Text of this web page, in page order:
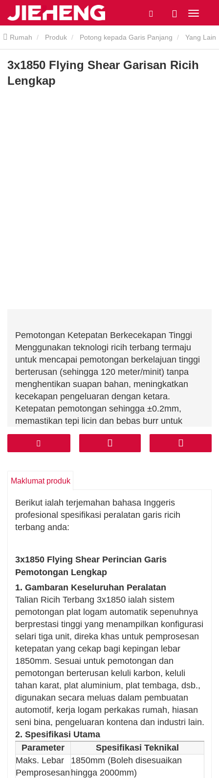
Rumah Produk Potong kepada Garis Panjang Yang Lain
Dipotong Mengikut Garis Panjang
Ricih Lengkap
3x1850 Flying Shear Garisan Ricih
Lengkap
Pemotongan Ketepatan Berkecekapan Tinggi
Menggunakan teknologi ricih terbang termaju
untuk mencapai pemotongan berkelajuan tinggi
berterusan (sehingga 120 meter/minit) tanpa
menghentikan suapan bahan, meningkatkan
kecekapan pengeluaran dengan ketara.
Ketepatan pemotongan sehingga ±0.2mm,
memastikan tepi licin dan bebas burr untuk
pemprosesan ketepatan tinggi.
Keserasian Bahan Luas
dll.) dengan julat ketebalan 0.5-12mm.
Sesuai untuk pemprosesan gegelung dan
kepingan, dengan lebar pengendalian
maksimum 2500mm.
panjang boleh atur cara, tetapan kelompok dan
pemantauan masa nyata.
Aliran kerja bersepadu penyahgelangan,
perataan, penyuapan dan penyusunan
automatik sepenuhnya meminimumkan campur
tangan manual.
Tahan Lama dan Mudah Penyelenggaraan
Mempunyai bilah aloi khas dengan hayat
perkhidmatan yang dilanjutkan dan rintangan
haus yang unggul.
Reka bentuk modular memudahkan
penyelenggaraan dan membolehkan
penggantian cepat komponen utama.
Penjimatan Tenaga & Mesra Alam
Sistem hidraulik/pneumatik yang dioptimumkan
mengurangkan penggunaan tenaga sebanyak
lebih 30%.
Maklumat produk
Berikut ialah terjemahan bahasa Inggeris
profesional spesifikasi peralatan garis ricih
terbang anda:
3x1850 Flying Shear Perincian Garis
Pemotongan Lengkap
1. Gambaran Keseluruhan Peralatan
Talian Ricih Terbang 3x1850 ialah sistem
pemotongan plat logam automatik sepenuhnya
berprestasi tinggi yang menampilkan konfigurasi
selari tiga unit, direka khas untuk pemprosesan
ketepatan yang cekap bagi kepingan lebar
1850mm. Sesuai untuk pemotongan dan
pemotongan berterusan keluli karbon, keluli
tahan karat, plat aluminium, plat tembaga, dsb.,
digunakan secara meluas dalam pembuatan
automotif, kerja logam perkakas rumah, hiasan
seni bina, pengeluaran kontena dan industri lain.
2. Spesifikasi Utama
Parameter
Spesifikasi Teknikal
Maks. Lebar
Pemprosesan
1850mm (Boleh disesuaikan
hingga 2000mm)